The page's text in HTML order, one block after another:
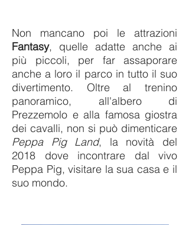
Non mancano poi le attrazioni
Fantasy, quelle adatte anche ai
più piccoli, per far assaporare
anche a loro il parco in tutto il suo
divertimento. Oltre al trenino
panoramico, all'albero di
Prezzemolo e alla famosa giostra
dei cavalli, non si può dimenticare
Peppa Pig Land, la novità del
2018 dove incontrare dal vivo
Peppa Pig, visitare la sua casa e il
suo mondo.